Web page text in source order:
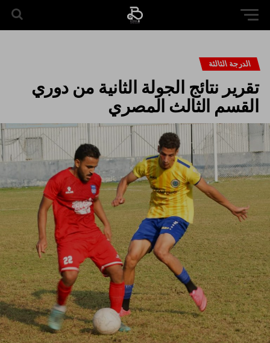
الدرجة الثالثة
تقرير نتائج الجولة الثانية من دوري
القسم الثالث المصري